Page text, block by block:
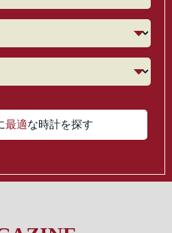
最適な時計を探す